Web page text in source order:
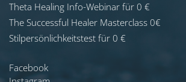
Theta Healing Info-Webinar für 0 €
The Successful Healer Masterclass 0€
Stilpersönlichkeitstest für 0 €
Facebook